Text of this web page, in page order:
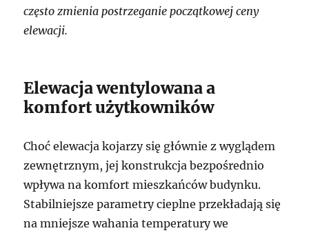
często zmienia postrzeganie początkowej ceny
elewacji.
Elewacja wentylowana a
komfort użytkowników
Choć elewacja kojarzy się głównie z wyglądem
zewnętrznym, jej konstrukcja bezpośrednio
wpływa na komfort mieszkańców budynku.
Stabilniejsze parametry cieplne przekładają się
na mniejsze wahania temperatury we